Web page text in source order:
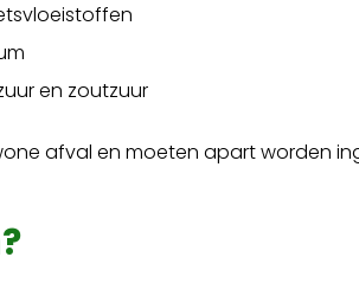
en zoutzuur
afval en moeten apart worden